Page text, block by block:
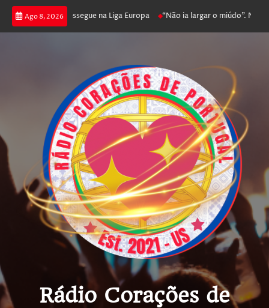
Ago 8, 2026
joga poker e prossegue na Liga Europa “Não ia largar o miúdo”.
Rádio Corações de